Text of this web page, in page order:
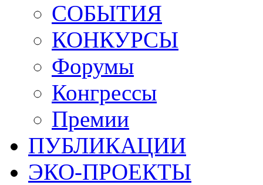
СОБЫТИЯ
КОНКУРСЫ
Форумы
Конгрессы
Премии
ПУБЛИКАЦИИ
ЭКО-ПРОЕКТЫ